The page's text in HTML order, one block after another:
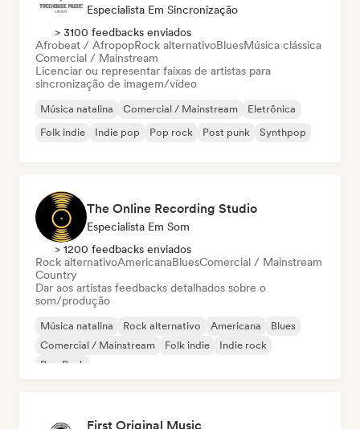
Especialista Em Sincronização
> 3100 feedbacks enviados
Afrobeat / AfropopRock alternativoBluesMúsica clássica
Comercial / Mainstream
Licenciar ou representar faixas de artistas para
sincronização de imagem/vídeo
Música natalina Comercial / Mainstream
Eletrônica
Folk indie
Indie pop Pop rock Post punk Synthpop
The Online Recording Studio
Especialista Em Som
> 1200 feedbacks enviados
Rock alternativoAmericanaBluesComercial / Mainstream
Country
Dar aos artistas feedbacks detalhados sobre o
som/produção
Música natalina Rock alternativo Americana
Blues
Comercial / Mainstream
Folk indie
Indie rock
Pop Punk
First Original Music